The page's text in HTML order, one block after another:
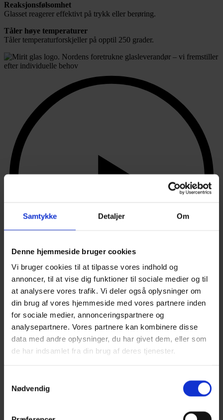
Samtykke Detaljer Om
Denne hjemmeside bruger cookies
Vi bruger cookies til at tilpasse vores indhold og
annoncer, til at vise dig funktioner til sociale medier og til
at analysere vores trafik. Vi deler også oplysninger om
din brug af vores hjemmeside med vores partnere inden
for sociale medier, annonceringspartnere og
analysepartnere. Vores partnere kan kombinere disse
data med andre oplysninger, du har givet dem, eller som
de har indsamlet fra din brug af deres tjenester.
Nødvendig
Reaksjonsfølsomhet
Glasset reagerer effektivt på trykk eller berøring.
Tåler høye temperaturer
Tåler temperaturforskjeller på opptil 250 grader.
Hos oss går du aldri forgjeves
Uansett ditt behov så finner vi en løsning,
som passer for deg
Du kan kontakte oss ved å fylle ut formularet under.
Navn